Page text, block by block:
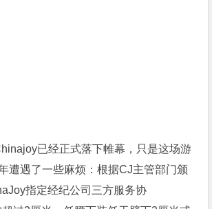
已经正式落下帷幕，只是这场游
遭遇了一些麻烦：根据CJ主管部门颁
指定经纪公司三方服务协